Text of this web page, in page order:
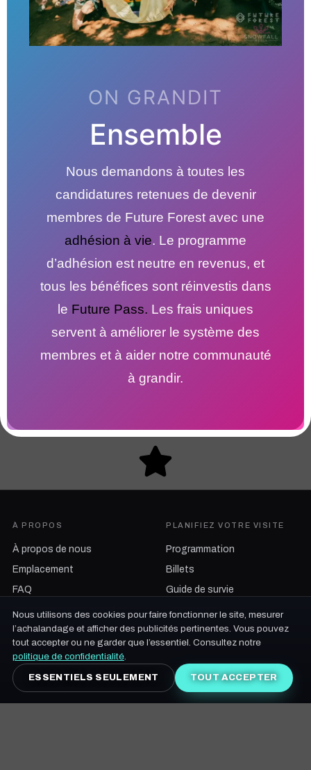
ON GRANDIT
Ensemble
Nous demandons à toutes les
candidatures retenues de devenir
membres de Future Forest avec une
adhésion à vie. Le programme
d’adhésion est neutre en revenus, et
tous les bénéfices sont réinvestis dans
le Future Pass. Les frais uniques
servent à améliorer le système des
membres et à aider notre communauté
à grandir.
Nous utilisons des cookies pour faire fonctionner le site, mesurer
l’achalandage et afficher des publicités pertinentes. Vous pouvez
tout accepter ou ne garder que l’essentiel. Consultez notre
politique de confidentialité.
ESSENTIELS SEULEMENT TOUT ACCEPTER
À PROPOS
À propos de nous
Emplacement
FAQ
Programmations passées
PLANIFIEZ VOTRE VISITE
Programmation
Billets
Guide de survie
Covoiturage
NOS ENGAGEMENTS
Durabilité
Diversité, égalité et équité
MÉDIAS
Photos
Vidéos